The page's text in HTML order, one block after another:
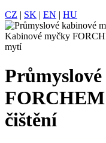
CZ | SK | EN | HU
Kabinové myčky
mytí
čištění